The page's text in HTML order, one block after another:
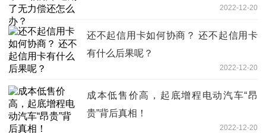
2022-12-20
还不起信用卡如何协商？ 还不起信用卡
有什么后果呢？
2022-12-20
成本低售价高，起底增程电动汽车“昂
贵”背后真相！
2022-12-20